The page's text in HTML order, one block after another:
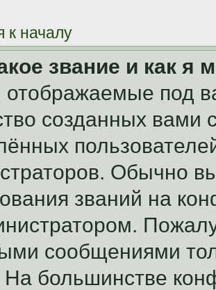
к началу
звание и как я
отображаемые под
созданных
Обычно
званий на
сообщениями
На большинстве